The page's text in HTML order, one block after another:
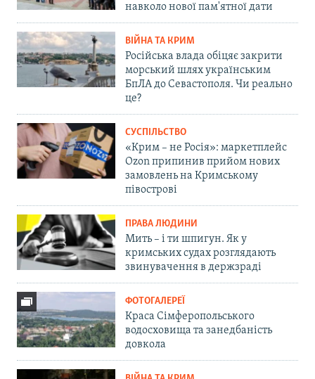
навколо нової пам'ятної дати
ВІЙНА ТА КРИМ
Російська влада обіцяє закрити
морський шлях українським
БпЛА до Севастополя. Чи реально
це?
СУСПІЛЬСТВО
«Крим – не Росія»: маркетплейс
Ozon припинив прийом нових
замовлень на Кримському
півострові
ПРАВА ЛЮДИНИ
Мить – і ти шпигун. Як у
кримських судах розглядають
звинувачення в держзраді
ФОТОГАЛЕРЕЇ
Краса Сімферопольського
водосховища та занедбаність
довкола